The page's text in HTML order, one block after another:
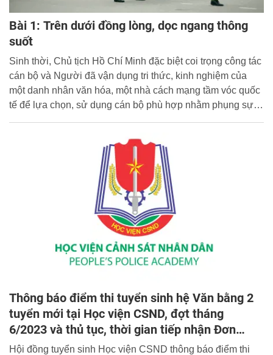
Bài 1: Trên dưới đồng lòng, dọc ngang thông
suốt
Sinh thời, Chủ tịch Hồ Chí Minh đặc biệt coi trọng công tác
cán bộ và Người đã vận dụng tri thức, kinh nghiệm của
một danh nhân văn hóa, một nhà cách mạng tầm vóc quốc
tế để lựa chọn, sử dụng cán bộ phù hợp nhằm phụng sự
Thông báo điểm thi tuyển sinh hệ Văn bằng 2
tuyển mới tại Học viện CSND, đợt tháng
6/2023 và thủ tục, thời gian tiếp nhận Đơn
phúc khảo.
Hội đồng tuyển sinh Học viện CSND thông báo điểm thi